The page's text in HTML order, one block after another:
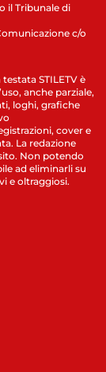
il Tribunale di
c/o
STILETV è
anche parziale,
loghi, grafiche
cover e
La redazione
Non potendo
ad eliminarli su
e oltraggiosi.